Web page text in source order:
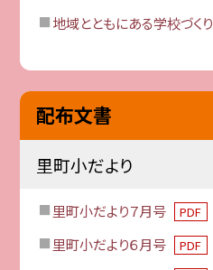
地域とともにある学校づくり
配布文書
里町小だより
里町小だより７月号 PDF
里町小だより６月号
PDF